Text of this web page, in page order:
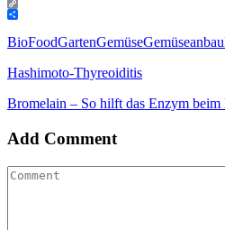
Email
Copy
Link
Teilen
BioFoodGartenGemüseGemüseanbau
Hashimoto-Thyreoiditis
Bromelain – So hilft das Enzym beim
Add Comment